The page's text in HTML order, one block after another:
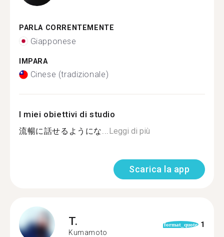
PARLA CORRENTEMENTE
Giapponese
IMPARA
Cinese (tradizionale)
I miei obiettivi di studio
流暢に話せるようにな...Leggi di più
Scarica la app
T.
Kumamoto
format_quote 1